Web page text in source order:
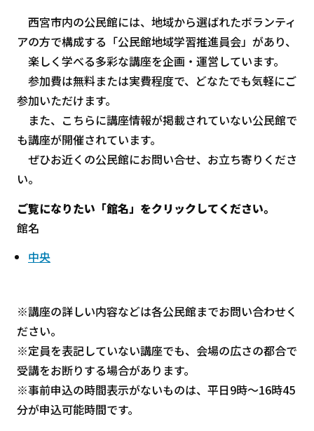
西宮市内の公民館には、地域から選ばれたボランティ
アの方で構成する「公民館地域学習推進員会」があり、
楽しく学べる多彩な講座を企画・運営しています。
参加費は無料または実費程度で、どなたでも気軽にご
参加いただけます。
また、こちらに講座情報が掲載されていない公民館で
も講座が開催されています。
ぜひお近くの公民館にお問い合せ、お立ち寄りくださ
い。
ご覧になりたい「館名」をクリックしてください。
館名
中央
※講座の詳しい内容などは各公民館までお問い合わせく
ださい。
※定員を表記していない講座でも、会場の広さの都合で
受講をお断りする場合があります。
※事前申込の時間表示がないものは、平日9時～16時45
分が申込可能時間です。